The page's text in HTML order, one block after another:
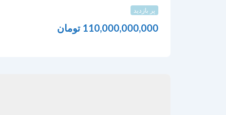
پر بازدید
110,000,000,000 تومان